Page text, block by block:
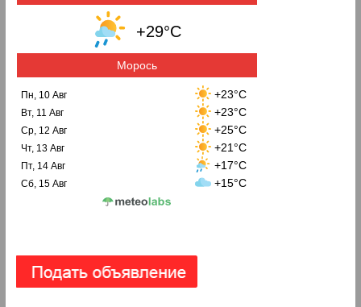
+29°C
Морось
Пн, 10 Авг +23°C
Вт, 11 Авг +23°C
Ср, 12 Авг +25°C
Чт, 13 Авг +21°C
Пт, 14 Авг +17°C
Сб, 15 Авг +15°C